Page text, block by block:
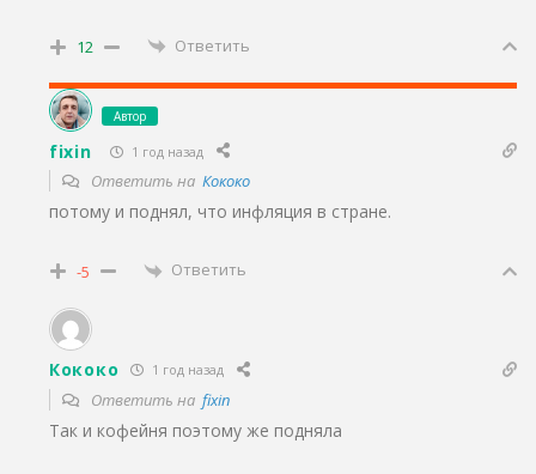
12 Ответить
Автор
fixin 1 год назад
Ответить на Кококо
потому и поднял, что инфляция в стране.
-5 Ответить
Кококо 1 год назад
Ответить на fixin
Так и кофейня поэтому же подняла